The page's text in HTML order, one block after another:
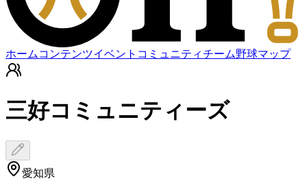
ホーム コンテンツイベント コミュニティチーム野球マップ
三好コミュニティーズ
愛知県